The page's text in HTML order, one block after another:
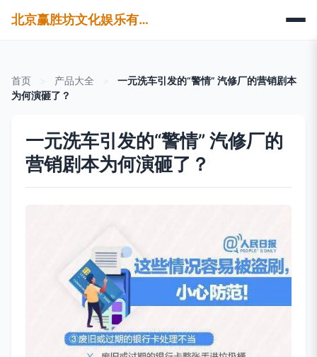
北京赢胜坊文化娱乐有限公司
首页 产品大全
一元洗车引发的“警情” 汽修厂的营销剧本
为何演砸了？
一元洗车引发的“警情” 汽修厂的
营销剧本为何演砸了？